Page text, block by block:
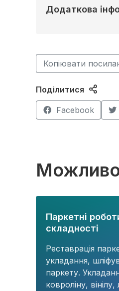
Додаткова
Копіювати
Поділитися
Facebook
Можливо
Паркетні
складності
Реставрація
укладання,
паркету.
ковроліну, вінілу,